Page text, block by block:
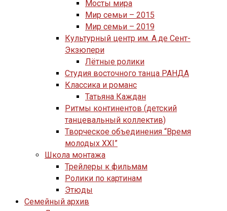
Мосты мира
Мир семьи – 2015
Мир семьи – 2019
Культурный центр им. А.де Сент-
Экзюпери
Лётные ролики
Студия восточного танца РАНДА
Классика и романс
Татьяна Каждан
Ритмы континентов (детский
танцевальный коллектив)
Творческое объединения “Время
молодых XXI”
Школа монтажа
Трейлеры к фильмам
Ролики по картинам
Этюды
Семейный архив